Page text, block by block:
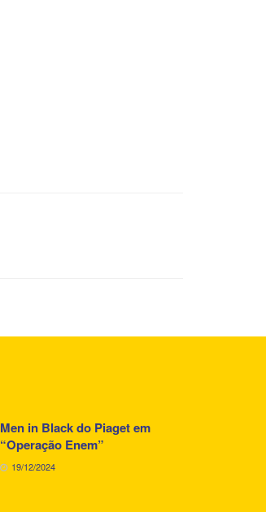
Men in Black do Piaget em
“Operação Enem”
19/12/2024